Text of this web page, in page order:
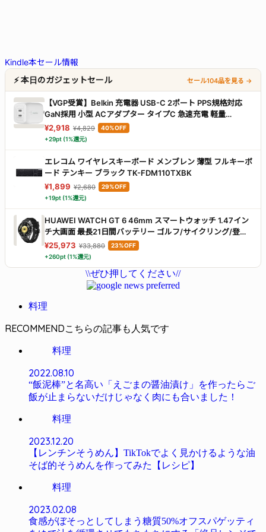
Kindle本セール情報
⚡ 本日のガジェットセール
セール104品を見る →
【VGP受賞】Belkin 充電器 USB-C 2ポート PPS規格対応
GaN採用 小型 ACアダプター タイプC 急速充電 軽量
【PD3.0対応 /PSE認証/折りたたみ式プラグ】
45W(25W+20W) MacBook Windows PC Surface Pro
iPad iPhone 17,16～12対応 Galaxy Android スマホ 各種ノー
トPC対応 WCH011dqWH
¥2,918 ¥4,829
40%OFF
+29pt (1%還元)
エレコム ワイヤレスキーボード メンブレン 薄型 フルキーボ
ード テンキー ブラック TK-FDM110TXBK
¥1,899 ¥2,680
29%OFF
+19pt (1%還元)
HUAWEI WATCH GT 6 46mm スマートウォッチ 1.47イン
チ大画面 最長21日間バッテリー ゴルフ/サイクリング/登山
スポーツモード100種類以上 GPS搭載 情緒/健康モニタリン
グ iOS & Android対応 ブラック
¥25,973 ¥33,880
23%OFF
+260pt (1%還元)
\\ぜひ押してください//
料理
RECOMMEND
料理
2022.08.10
“飯泥棒”と名高い「えごまの醤油漬け」を作ったらご
飯が止まらないだけじゃなく肉にも合いました！
料理
2023.12.20
【レンチンそうめん】TikTokでよく見かけるような油
そば的そうめんを作ってみた【レシピ】
料理
2023.02.08
食感がぼそっとしてしまう糖質50%オフスパゲッティ